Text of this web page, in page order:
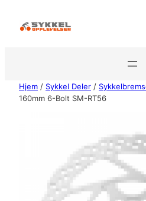
Hjem / Sykkel Deler /
160mm 6-Bolt SM-RT56